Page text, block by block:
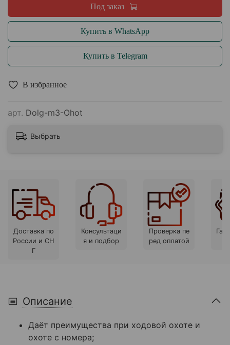
В избранное
арт. Dolg-m3-Ohot
Под заказ
Купить в WhatsApp
Купить в Telegram
Выбрать
Доставка по
России и СН
Г
Консультаци
я и подбор
Проверка пе
ред оплатой
Описание
Даёт преимущества при ходовой охоте и
охоте с номера;